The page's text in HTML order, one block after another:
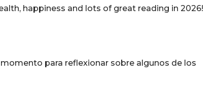
happiness and lots of great reading in 2026!
para reflexionar sobre algunos de los